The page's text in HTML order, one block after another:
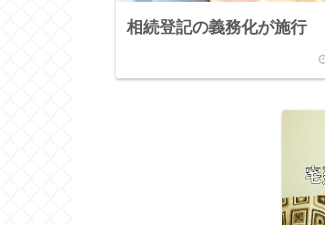
相続登記の義務化が施行